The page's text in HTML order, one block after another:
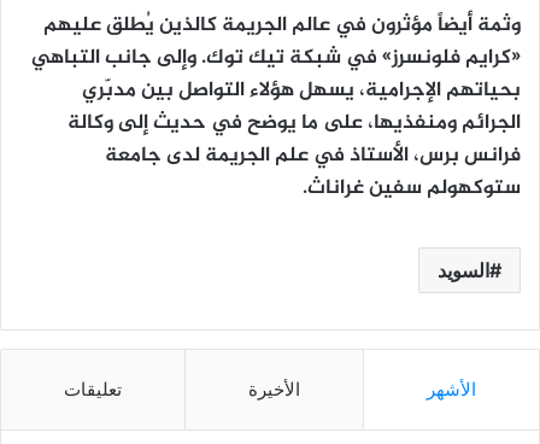
وثمة أيضاً مؤثرون في عالم الجريمة كالذين يُطلق عليهم
«كرايم فلونسرز» في شبكة تيك توك. وإلى جانب التباهي
بحياتهم الإجرامية، يسهل هؤلاء التواصل بين مدبّري
الجرائم ومنفذيها، على ما يوضح في حديث إلى وكالة
فرانس برس، الأستاذ في علم الجريمة لدى جامعة
ستوكهولم سفين غراناث.
السويد
الأشهر الأخيرة تعليقات